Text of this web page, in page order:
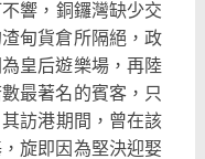
響， 銅鑼灣缺少交
甸貨倉所隔絕， 政
皇后遊樂場， 再陸
最著名的賓客， 只
訪港期間，曾在該
旋即因為堅決迎娶